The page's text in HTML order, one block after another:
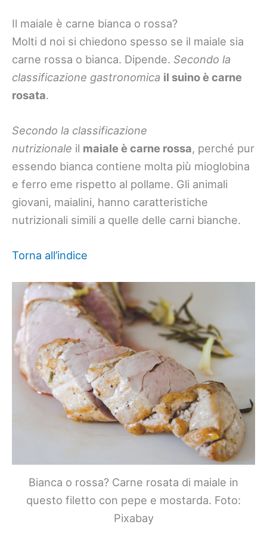
Il maiale è carne bianca o rossa?
Molti d noi si chiedono spesso se il maiale sia
carne rossa o bianca. Dipende. Secondo la
classificazione gastronomica il suino è carne
rosata.
Secondo la classificazione
nutrizionale il maiale è carne rossa, perché pur
essendo bianca contiene molta più mioglobina
e ferro eme rispetto al pollame. Gli animali
giovani, maialini, hanno caratteristiche
nutrizionali simili a quelle delle carni bianche.
Torna all’indice
Bianca o rossa? Carne rosata di maiale in
questo filetto con pepe e mostarda. Foto:
Pixabay